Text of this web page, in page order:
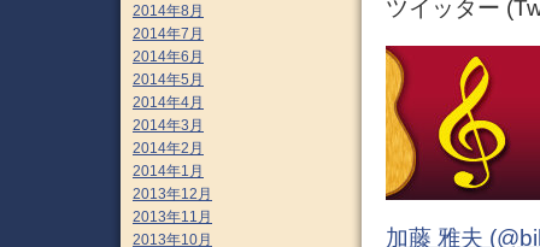
ツイッター
加藤 雅夫
2014年8月
2014年7月
2014年6月
2014年5月
2014年4月
2014年3月
2014年2月
2014年1月
2013年12月
2013年11月
2013年10月